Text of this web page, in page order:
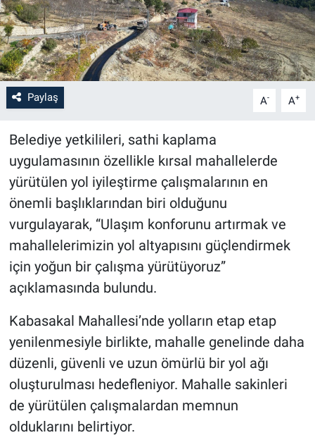
Paylaş A- A+
Belediye yetkilileri, sathi kaplama
uygulamasının özellikle kırsal mahallelerde
yürütülen yol iyileştirme çalışmalarının en
önemli başlıklarından biri olduğunu
vurgulayarak, “Ulaşım konforunu artırmak ve
mahallelerimizin yol altyapısını güçlendirmek
için yoğun bir çalışma yürütüyoruz”
açıklamasında bulundu.
Kabasakal Mahallesi’nde yolların etap etap
yenilenmesiyle birlikte, mahalle genelinde daha
düzenli, güvenli ve uzun ömürlü bir yol ağı
oluşturulması hedefleniyor. Mahalle sakinleri
de yürütülen çalışmalardan memnun
olduklarını belirtiyor.
ASAYİŞ
MAGAZİN
KÜLTÜR-SANAT